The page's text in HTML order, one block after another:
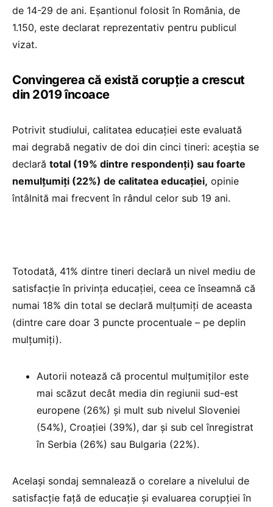
de 14-29 de ani. Eșantionul folosit în România, de
1.150, este declarat reprezentativ pentru publicul
vizat.
Convingerea că există corupție a crescut
din 2019 încoace
Potrivit studiului, calitatea educației este evaluată
mai degrabă negativ de doi din cinci tineri: aceștia se
declară total (19% dintre respondenți) sau foarte
nemulțumiți (22%) de calitatea educației, opinie
întâlnită mai frecvent în rândul celor sub 19 ani.
Totodată, 41% dintre tineri declară un nivel mediu de
satisfacție în privința educației, ceea ce înseamnă că
numai 18% din total se declară mulțumiți de aceasta
(dintre care doar 3 puncte procentuale – pe deplin
mulțumiți).
Autorii notează că procentul mulțumiților este
mai scăzut decât media din regiunii sud-est
europene (26%) și mult sub nivelul Sloveniei
(54%), Croației (39%), dar și sub cel înregistrat
în Serbia (26%) sau Bulgaria (22%).
Același sondaj semnalează o corelare a nivelului de
satisfacție față de educație și evaluarea corupției în